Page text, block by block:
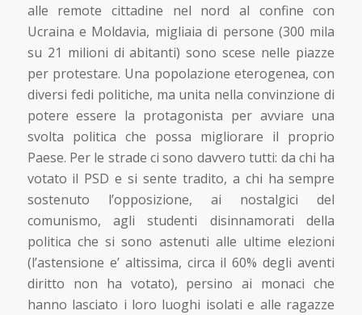
alle remote cittadine nel nord al confine con
Ucraina e Moldavia, migliaia di persone (300 mila
su 21 milioni di abitanti) sono scese nelle piazze
per protestare. Una popolazione eterogenea, con
diversi fedi politiche, ma unita nella convinzione di
potere essere la protagonista per avviare una
svolta politica che possa migliorare il proprio
Paese. Per le strade ci sono davvero tutti: da chi ha
votato il PSD e si sente tradito, a chi ha sempre
sostenuto l’opposizione, ai nostalgici del
comunismo, agli studenti disinnamorati della
politica che si sono astenuti alle ultime elezioni
(l’astensione e’ altissima, circa il 60% degli aventi
diritto non ha votato), persino ai monaci che
hanno lasciato i loro luoghi isolati e alle ragazze